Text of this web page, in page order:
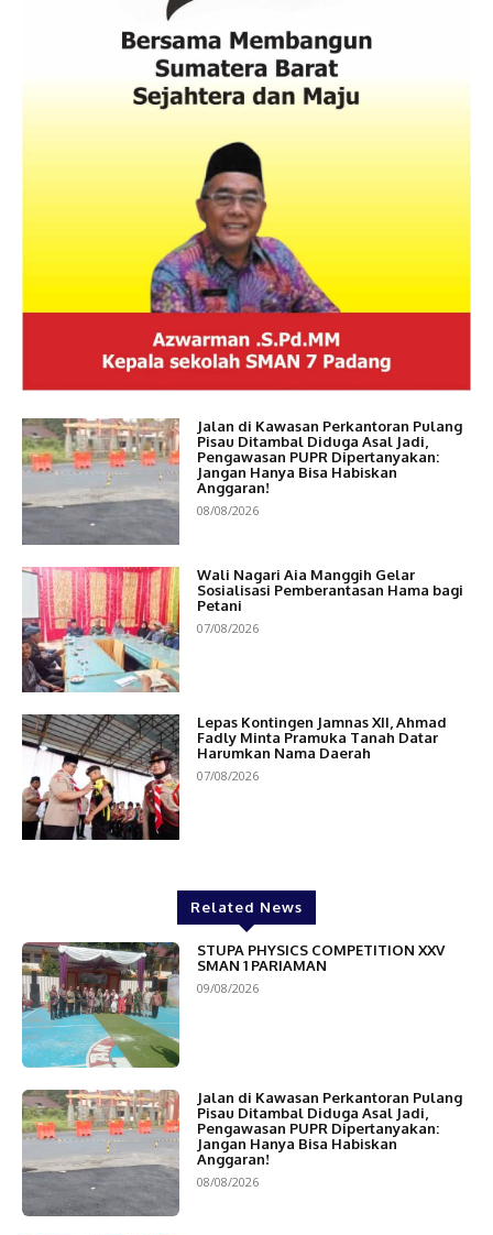
Jalan di Kawasan Perkantoran Pulang
Pisau Ditambal Diduga Asal Jadi,
Pengawasan PUPR Dipertanyakan:
Jangan Hanya Bisa Habiskan
Anggaran!
08/08/2026
Wali Nagari Aia Manggih Gelar
Sosialisasi Pemberantasan Hama bagi
Petani
07/08/2026
Lepas Kontingen Jamnas XII, Ahmad
Fadly Minta Pramuka Tanah Datar
Harumkan Nama Daerah
07/08/2026
Related News
STUPA PHYSICS COMPETITION XXV
SMAN 1 PARIAMAN
09/08/2026
Jalan di Kawasan Perkantoran Pulang
Pisau Ditambal Diduga Asal Jadi,
Pengawasan PUPR Dipertanyakan:
Jangan Hanya Bisa Habiskan
Anggaran!
08/08/2026